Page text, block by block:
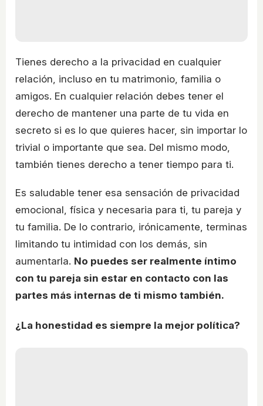
Tienes derecho a la privacidad en cualquier
relación, incluso en tu matrimonio, familia o
amigos. En cualquier relación debes tener el
derecho de mantener una parte de tu vida en
secreto si es lo que quieres hacer, sin importar lo
trivial o importante que sea. Del mismo modo,
también tienes derecho a tener tiempo para ti.
Es saludable tener esa sensación de privacidad
emocional, física y necesaria para ti, tu pareja y
tu familia. De lo contrario, irónicamente, terminas
limitando tu intimidad con los demás, sin
aumentarla. No puedes ser realmente íntimo
con tu pareja sin estar en contacto con las
partes más internas de ti mismo también.
¿La honestidad es siempre la mejor política?